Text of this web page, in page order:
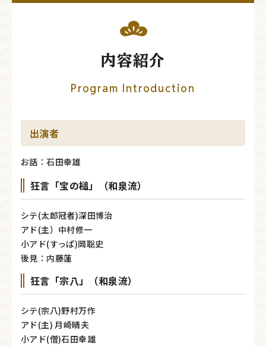
内容紹介
Program Introduction
出演者
お話：石田幸雄
狂言「宝の槌」（和泉流）
シテ(太郎冠者)深田博治
アド(主）中村修一
小アド(すっぱ)岡聡史
後見：内藤蓮
狂言「宗八」（和泉流）
シテ(宗八)野村万作
アド(主) 月崎晴夫
小アド(僧)石田幸雄